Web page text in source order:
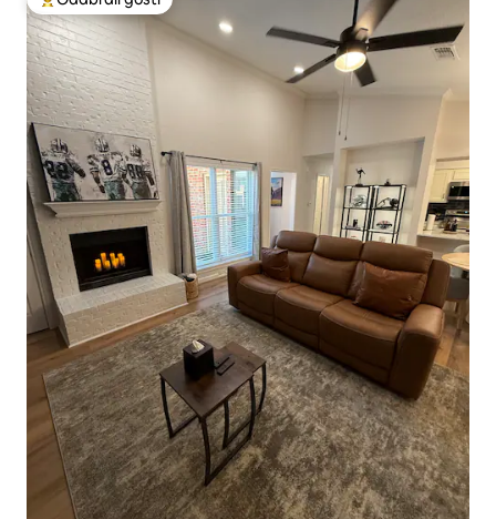
Među najviše rangiranima s oznakom „Odabrali gosti”